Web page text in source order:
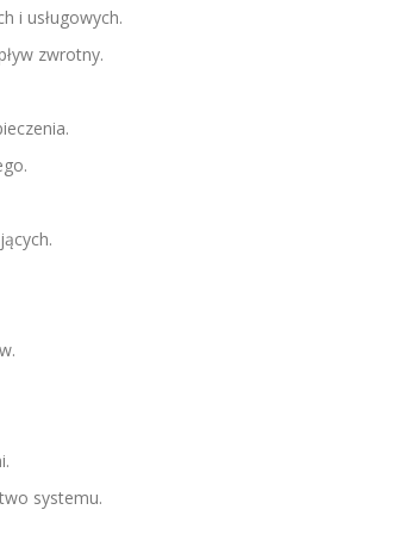
i usługowych.
zwrotny.
systemu.